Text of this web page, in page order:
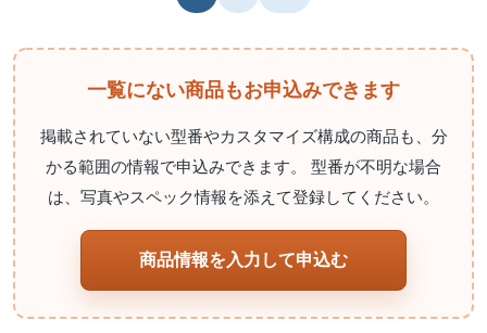
一覧にない商品もお申込みできます
掲載されていない型番やカスタマイズ構成の商品も、分
かる範囲の情報で申込みできます。 型番が不明な場合
は、写真やスペック情報を添えて登録してください。
商品情報を入力して申込む